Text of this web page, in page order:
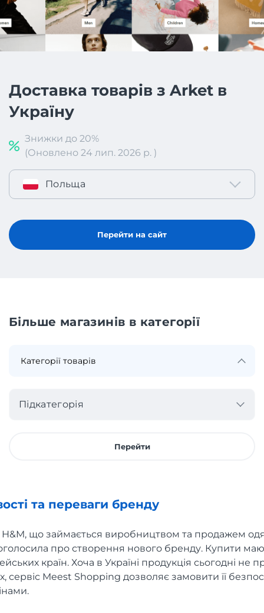
Доставка товарів з Arket в
Україну
Знижки до 20%
(Оновлено 24 лип. 2026 р. )
Польща
Перейти на сайт
Більше магазинів в категорії
Підкатегорія
Перейти
та переваги бренду
що займається виробництвом та продажем
про створення нового бренду. Купити
країн. Хоча в Україні продукція сьогодні не
сервіс Meest Shopping дозволяє замовити її